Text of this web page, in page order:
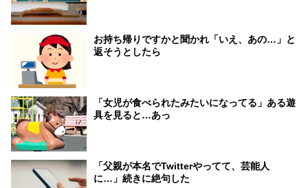
お持ち帰りですかと聞かれ「いえ、あの…」と
返そうとしたら
「女児が食べられたみたいになってる」ある遊
具を見ると…あっ
「父親が本名でTwitterやってて、芸能人
に…」続きに絶句した